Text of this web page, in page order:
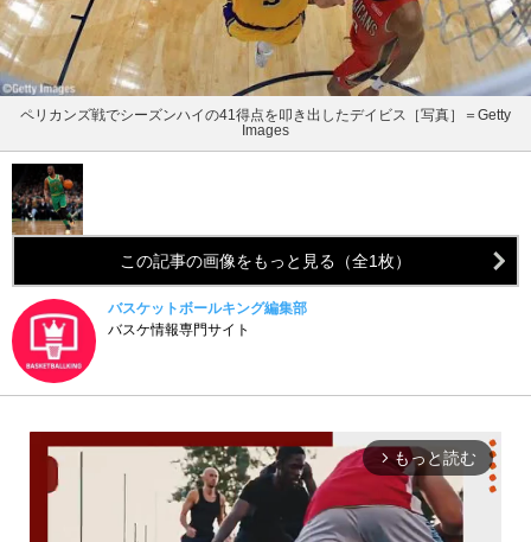
ペリカンズ戦でシーズンハイの41得点を叩き出したデイビス［写真］＝Getty
Images
この記事の画像をもっと見る（全1枚）
バスケットボールキング編集部
バスケ情報専門サイト
arrow_forward_ios もっと読む